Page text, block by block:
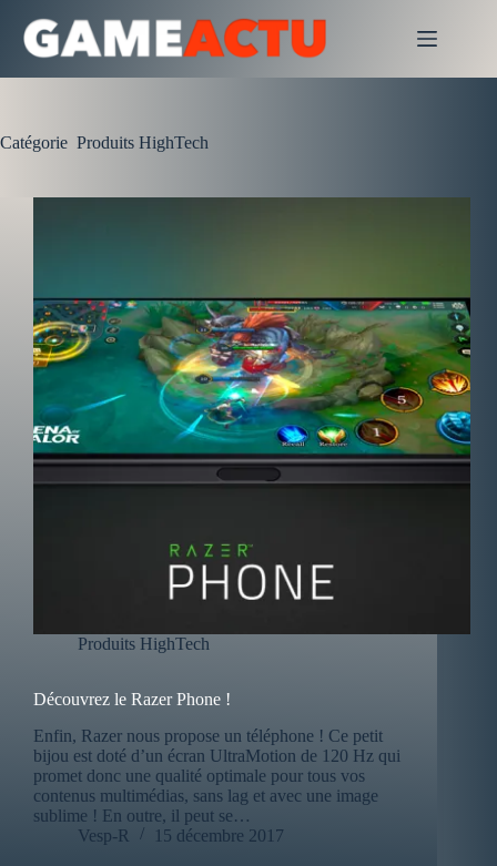
contenu
Catégorie Produits HighTech
Produits HighTech
Découvrez le Razer Phone !
Enfin, Razer nous propose un téléphone ! Ce petit
bijou est doté d’un écran UltraMotion de 120 Hz qui
promet donc une qualité optimale pour tous vos
contenus multimédias, sans lag et avec une image
sublime ! En outre, il peut se…
Vesp-R
15 décembre 2017